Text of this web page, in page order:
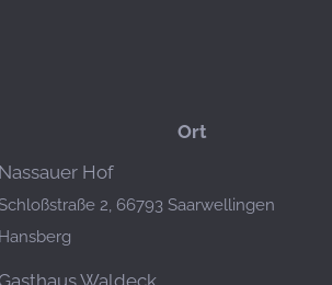
Ort
Nassauer Hof
2, 66793 Saarwellingen
Hansberg